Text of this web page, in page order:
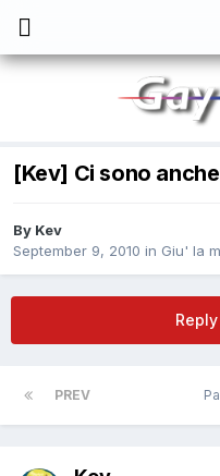
[Kev] Ci sono
By Kev
September 9, 2010 in Giu' la
PREV